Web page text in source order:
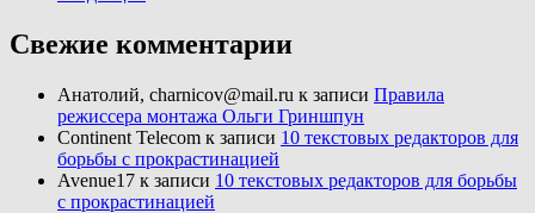
Свежие комментарии
Анатолий, charnicov@mail.ru к записи Правила
режиссера монтажа Ольги Гриншпун
Continent Telecom к записи 10 текстовых редакторов для
борьбы с прокрастинацией
Avenue17 к записи 10 текстовых редакторов для борьбы
с прокрастинацией